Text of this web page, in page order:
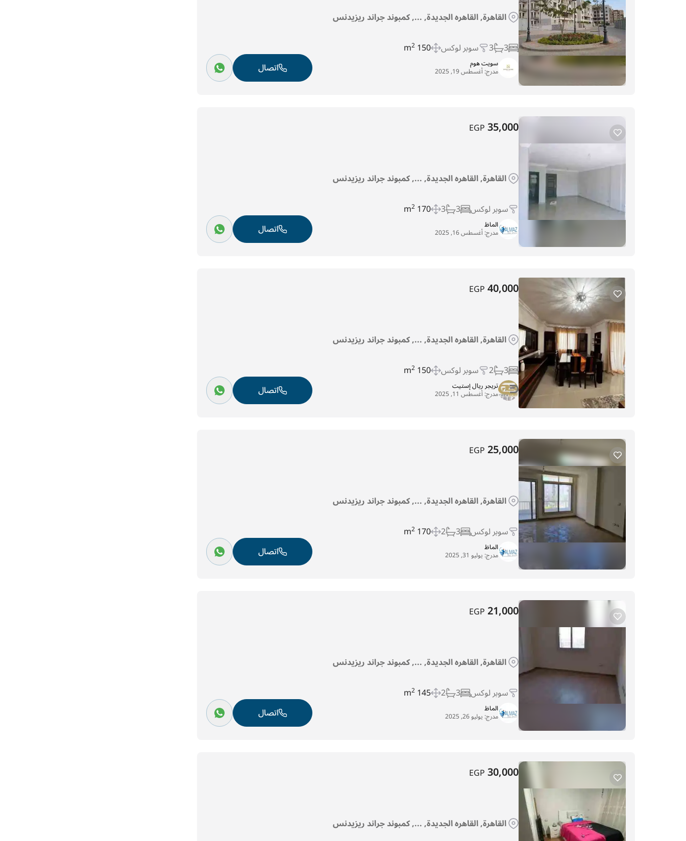
القاهرة, القاهره الجديدة, ..., كمبوند جراند ريزيدنس
3
3 سوبر لوكس 150 m
2
سويت هوم
مدرج:أغسطس 19, 2025 اتصال
35,000
EGP
القاهرة, القاهره الجديدة, ..., كمبوند جراند ريزيدنس
سوبر لوكس 3
3
170 m
2
الماظ
مدرج:أغسطس 16, 2025 اتصال
40,000
EGP
القاهرة, القاهره الجديدة, ..., كمبوند جراند ريزيدنس
3
2 سوبر لوكس 150 m
2
تريجر ريال إستيت
مدرج:أغسطس 11, 2025 اتصال
25,000
EGP
القاهرة, القاهره الجديدة, ..., كمبوند جراند ريزيدنس
سوبر لوكس 3
2
170 m
2
الماظ
مدرج: يوليو 31, 2025 اتصال
21,000
EGP
القاهرة, القاهره الجديدة, ..., كمبوند جراند ريزيدنس
سوبر لوكس 3
2
145 m
2
الماظ
مدرج: يوليو 26, 2025 اتصال
30,000
EGP
القاهرة, القاهره الجديدة, ..., كمبوند جراند ريزيدنس